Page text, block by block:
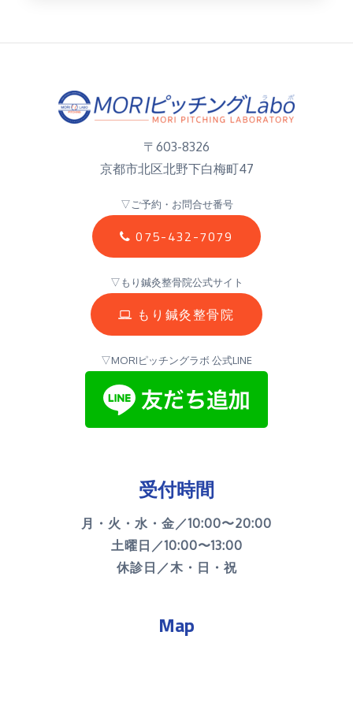
〒603-8326
京都市北区北野下白梅町47
▽ご予約・お問合せ番号
075-432-7079
▽もり鍼灸整骨院公式サイト
もり鍼灸整骨院
▽MORIピッチングラボ 公式LINE
受付時間
月・火・水・金／10:00〜20:00
土曜日／10:00〜13:00
休診日／木・日・祝
Map